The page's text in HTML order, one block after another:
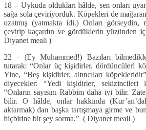
18 – Uykuda oldukları hâlde, sen onları
sağa sola çeviriyorduk. Köpekleri de
uzatmış (yatmakta idi.) Onları görseydin,
çevirip kaçardın ve gördüklerin yüzünden
Diyanet meali )
22 – (Ey Muhammed!) Bazıları
tutarak: “Onlar üç kişidirler, dördüncüleri
Yine, “Beş kişidirler, altıncıları
diyecekler: “Yedi kişidirler, sekizincileri
“Onların sayısını Rabbim daha iyi bilir.
bilir. O hâlde, onlar hakkında
aktarmak) dan başka tartışmaya girme ve
hiçbirine bir şey sorma.” ( Diyanet meali )